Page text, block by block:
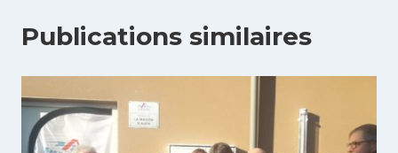
Publications similaires